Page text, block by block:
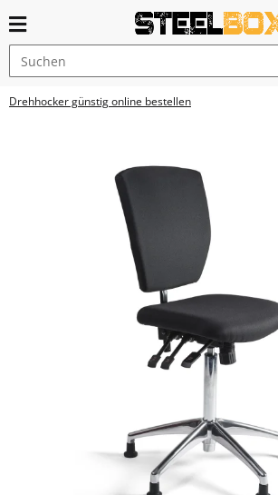
Drehhocker günstig online bestellen